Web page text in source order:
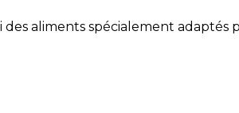
aliments spécialement adaptés